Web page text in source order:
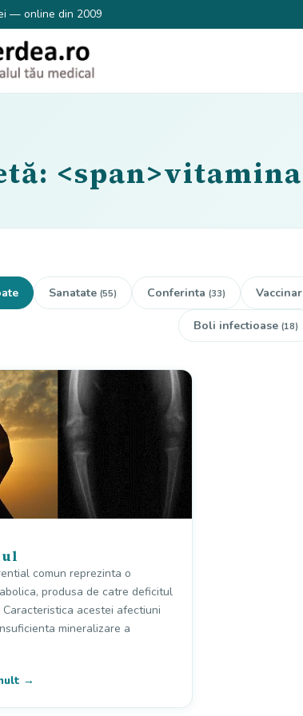
— online din 2009
Sanatate (55) Conferinta (33)
Boli infectioase (18)
comun reprezinta o
produsa de catre deficitul
Caracteristica acestei afectiuni
mineralizare a
→